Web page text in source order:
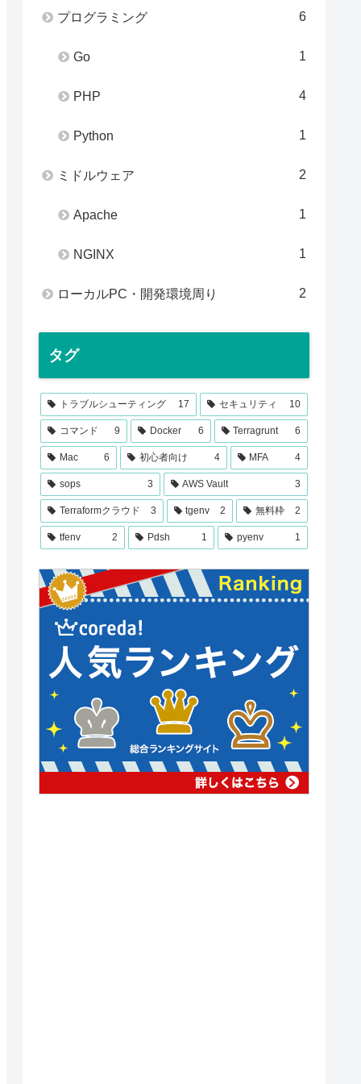
プログラミング 6
Go 1
PHP 4
Python 1
ミドルウェア 2
Apache 1
NGINX 1
ローカルPC・開発環境周り 2
タグ
トラブルシューティング 17 セキュリティ 10
コマンド 9 Docker 6 Terragrunt 6
Mac 6 初心者向け 4 MFA 4
sops 3 AWS Vault 3
Terraformクラウド 3 tgenv 2 無料枠 2
tfenv 2 Pdsh 1 pyenv 1